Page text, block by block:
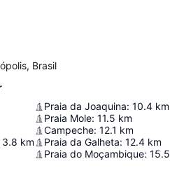
Brasil
3.8 km
Praia da Joaquina: 10.4 km
Praia Mole: 11.5 km
Campeche: 12.1 km
Praia da Galheta: 12.4 km
Praia do Moçambique: 15.5